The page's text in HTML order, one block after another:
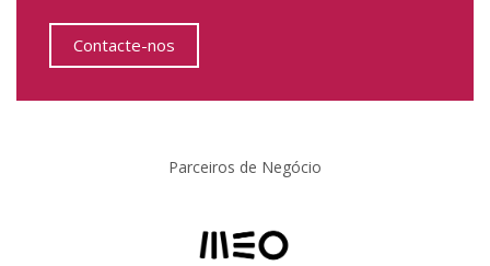
Contacte-nos
Parceiros de Negócio